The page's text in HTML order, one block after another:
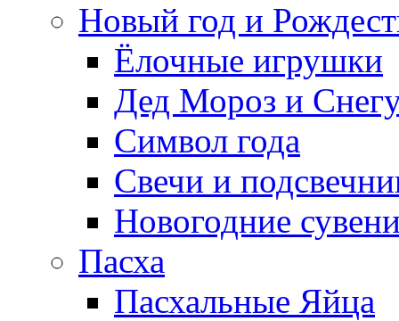
Новый год и
Ёлочные игрушки
Дед Мороз и
Символ года
Свечи и
Новогодние
Пасха
Пасхальные Яйца